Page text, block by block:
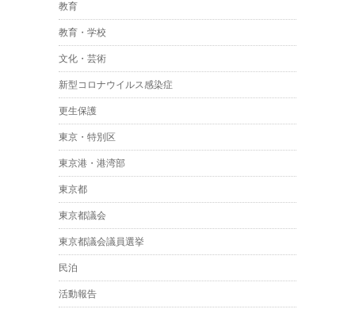
教育
教育・学校
文化・芸術
新型コロナウイルス感染症
更生保護
東京・特別区
東京港・港湾部
東京都
東京都議会
東京都議会議員選挙
民泊
活動報告